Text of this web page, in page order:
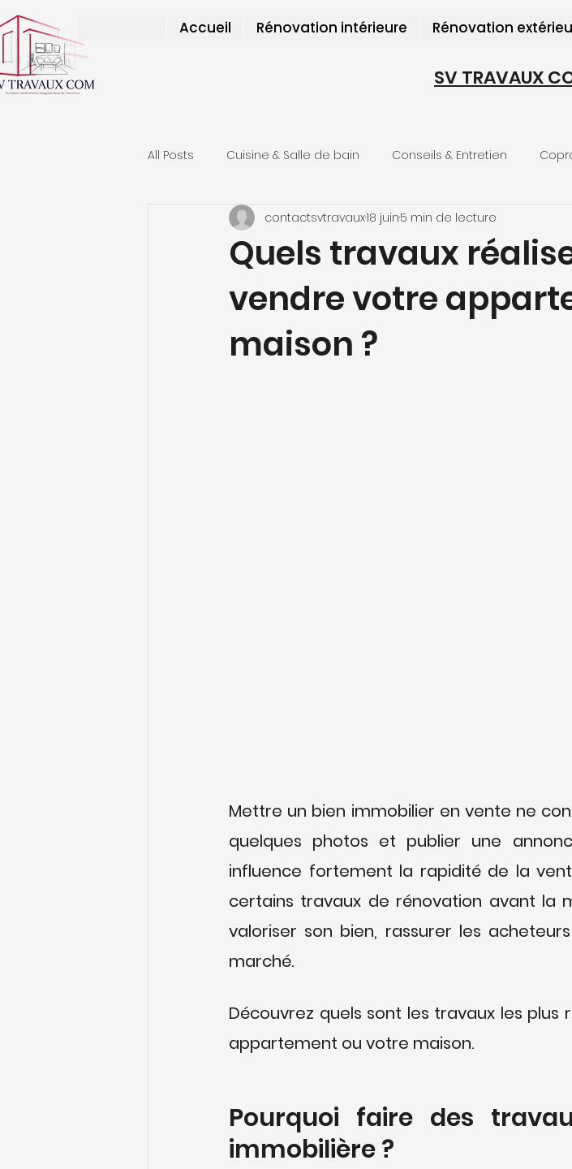
Accueil Rénovation intérieure Rénovation
SV TRAVAUX
All Posts Cuisine & Salle de bain Conseils & Entretien
Aides & Financement Actualités SV Travaux
Quels travaux
vendre votre
maison ?
contactsvtravaux18 juin5 min de lecture
Mettre un bien immobilier en vente ne
quelques photos et publier une
influence fortement la rapidité de la
certains travaux de rénovation avant la
valoriser son bien, rassurer les
marché.
Découvrez quels sont les travaux les
appartement ou votre maison.
Pourquoi faire des
immobilière ?